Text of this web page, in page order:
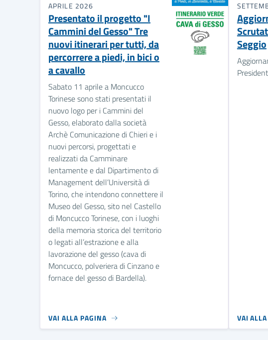
APRILE 2026
Presentato il progetto "I
Cammini del Gesso" Tre
nuovi itinerari per tutti, da
percorrere a piedi, in bici o
a cavallo
Sabato 11 aprile a Moncucco
Torinese sono stati presentati il
nuovo logo per i Cammini del
Gesso, elaborato dalla società
Archè Comunicazione di Chieri e i
nuovi percorsi, progettati e
realizzati da Camminare
lentamente e dal Dipartimento di
Management dell’Università di
Torino, che intendono connettere il
Museo del Gesso, sito nel Castello
di Moncucco Torinese, con i luoghi
della memoria storica del territorio
o legati all’estrazione e alla
lavorazione del gesso (cava di
Moncucco, polveriera di Cinzano e
fornace del gesso di Bardella).
VAI ALLA PAGINA
Seggio
VAI